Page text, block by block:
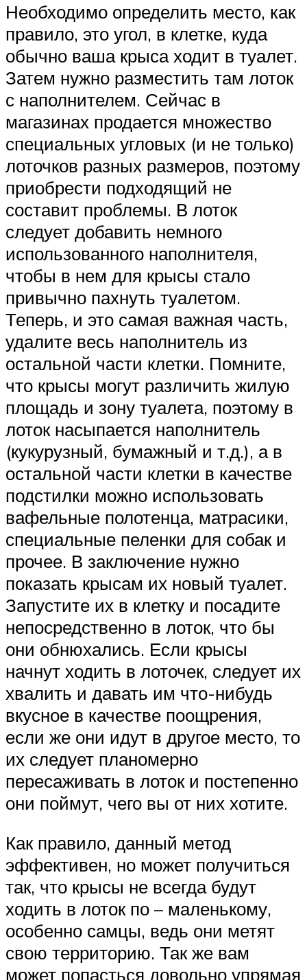
Необходимо определить место, как
правило, это угол, в клетке, куда
обычно ваша крыса ходит в туалет.
Затем нужно разместить там лоток
с наполнителем. Сейчас в
магазинах продается множество
специальных угловых (и не только)
лоточков разных размеров, поэтому
приобрести подходящий не
составит проблемы. В лоток
следует добавить немного
использованного наполнителя,
чтобы в нем для крысы стало
привычно пахнуть туалетом.
Теперь, и это самая важная часть,
удалите весь наполнитель из
остальной части клетки. Помните,
что крысы могут различить жилую
площадь и зону туалета, поэтому в
лоток насыпается наполнитель
(кукурузный, бумажный и т.д.), а в
остальной части клетки в качестве
подстилки можно использовать
вафельные полотенца, матрасики,
специальные пеленки для собак и
прочее. В заключение нужно
показать крысам их новый туалет.
Запустите их в клетку и посадите
непосредственно в лоток, что бы
они обнюхались. Если крысы
начнут ходить в лоточек, следует их
хвалить и давать им что-нибудь
вкусное в качестве поощрения,
если же они идут в другое место, то
их следует планомерно
пересаживать в лоток и постепенно
они поймут, чего вы от них хотите.
Как правило, данный метод
эффективен, но может получиться
так, что крысы не всегда будут
ходить в лоток по – маленькому,
особенно самцы, ведь они метят
свою территорию. Так же вам
может попасться довольно упрямая